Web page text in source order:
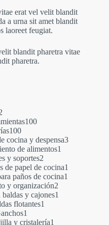
erat vel velit blandit
a urna sit amet blandit
laoreet feugiat.
blandit pharetra vitae
pharetra.
2
productos
100100
100100
productos
cocina y despensa33
de alimentos1
y soportes22
productos
de papel de cocina1
paños de cocina1
y organización2
baldas y cajones1
flotantes1
1
producto
y cristalería1